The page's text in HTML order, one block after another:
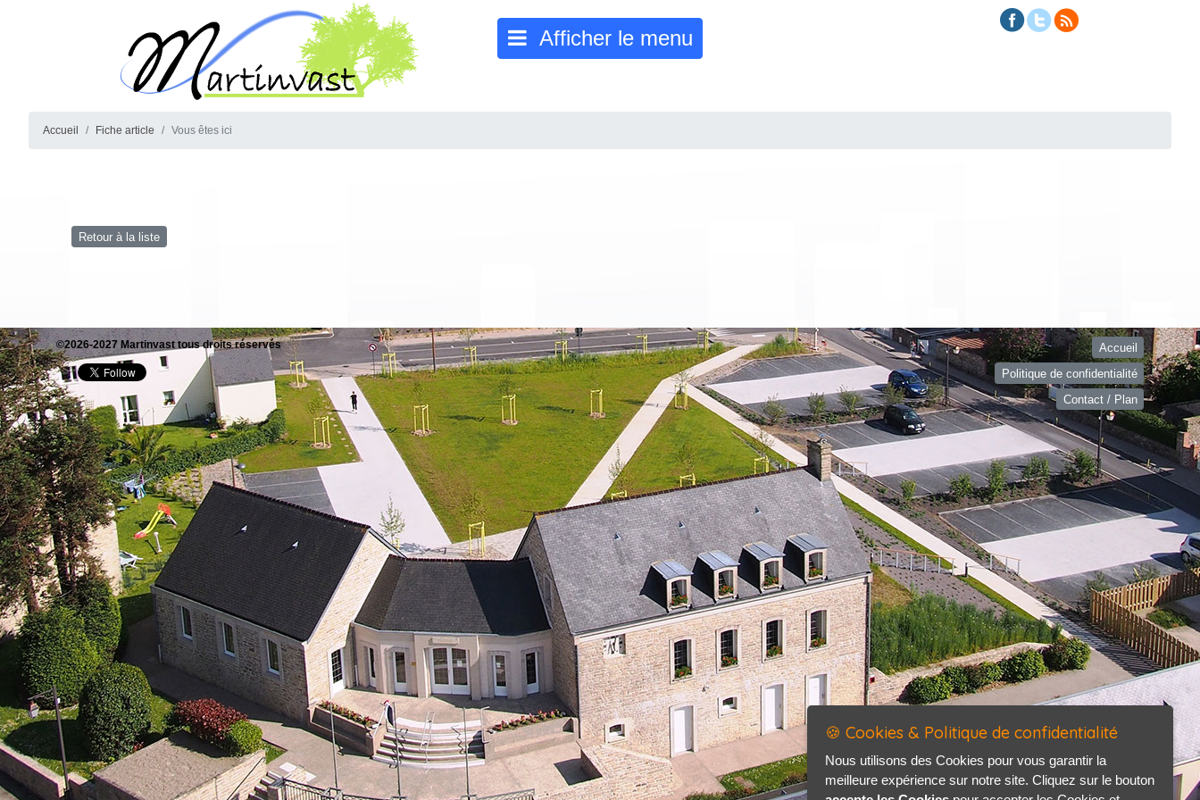
Afficher le menu
Accueil Fiche article Vous êtes ici
Retour à la liste
©2026-2027 Martinvast tous droits réservés
Accueil
Politique de confidentialité
Contact / Plan
🍪 Cookies & Politique de confidentialité
Nous utilisons des Cookies pour vous garantir la
meilleure expérience sur notre site. Cliquez sur le bouton